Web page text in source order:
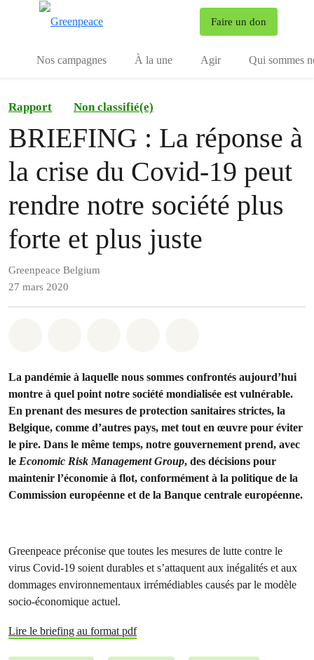
Faire un don
Nos campagnes À la une Agir Qui sommes
Rapport Non classifié(e)
BRIEFING : La réponse à
la crise du Covid-19 peut
rendre notre société plus
forte et plus juste
Greenpeace Belgium
27 mars 2020
La pandémie à laquelle nous sommes confrontés aujourd’hui
montre à quel point notre société mondialisée est vulnérable.
En prenant des mesures de protection sanitaires strictes, la
Belgique, comme d’autres pays, met tout en œuvre pour éviter
le pire. Dans le même temps, notre gouvernement prend, avec
le Economic Risk Management Group, des décisions pour
maintenir l’économie à flot, conformément à la politique de la
Commission européenne et de la Banque centrale européenne.
Greenpeace préconise que toutes les mesures de lutte contre le
virus Covid-19 soient durables et s’attaquent aux inégalités et aux
dommages environnementaux irrémédiables causés par le modèle
socio-économique actuel.
Lire le briefing au format pdf